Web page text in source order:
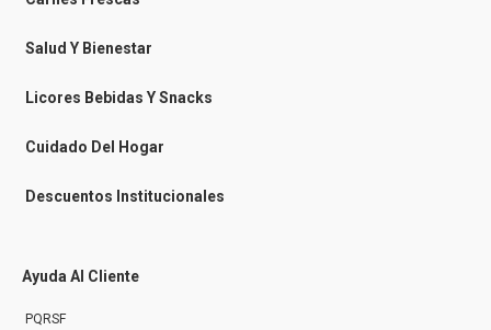
s
s
n
g
r
Salud Y Bienestar
Licores Bebidas Y Snacks
Cuidado Del Hogar
Descuentos Institucionales
Ayuda Al Cliente
PQRSF